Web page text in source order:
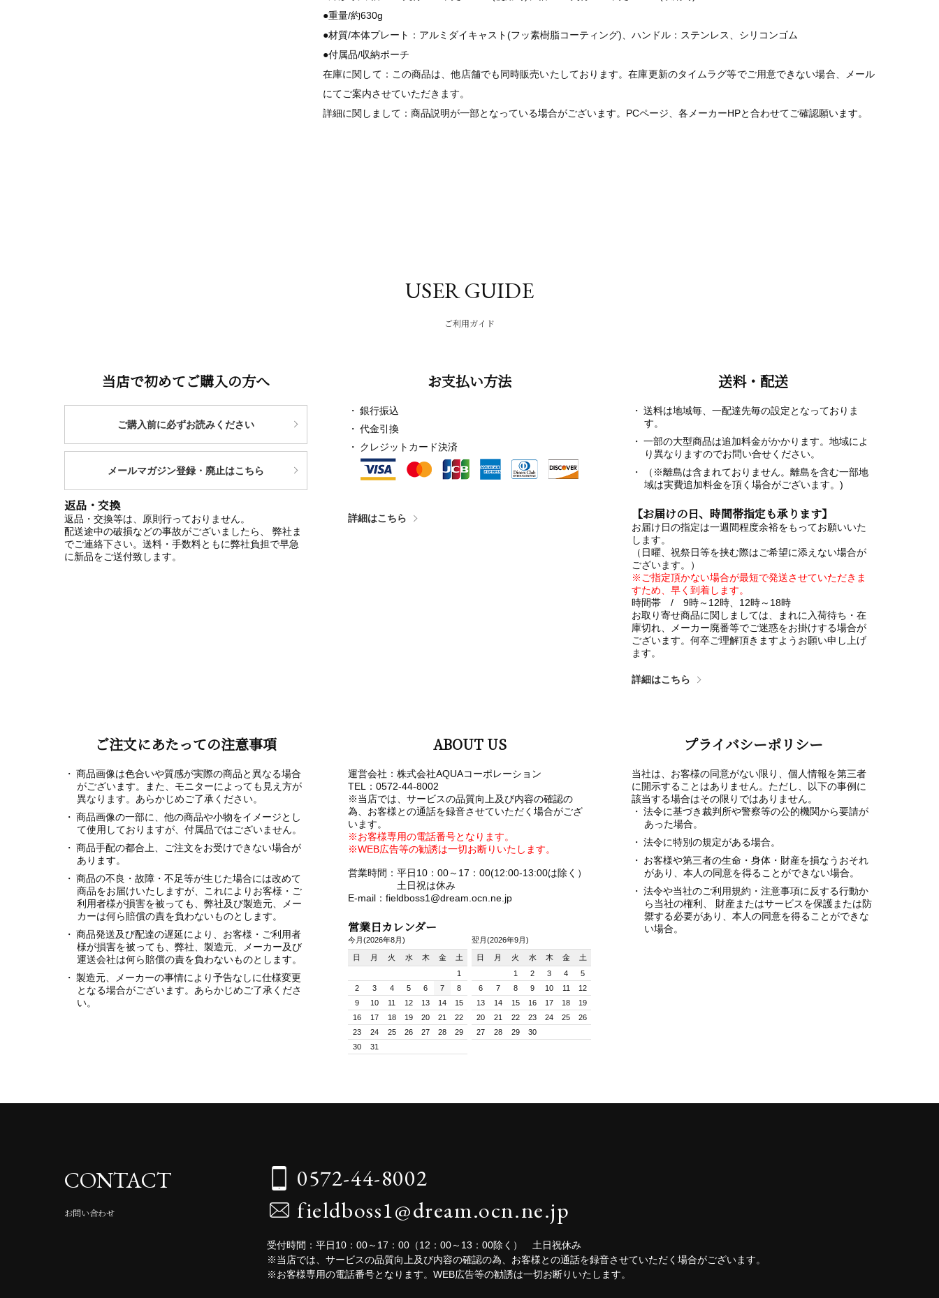
●重量/約630g
●材質/本体プレート：アルミダイキャスト(フッ素樹脂コーティング)、ハンドル：ステンレス、シリコンゴム
●付属品/収納ポーチ
在庫に関して：この商品は、他店舗でも同時販売いたしております。在庫更新のタイムラグ等でご用意できない場合、メール
にてご案内させていただきます。
詳細に関しまして：商品説明が一部となっている場合がございます。PCページ、各メーカーHPと合わせてご確認願います。
USER GUIDE
ご利用ガイド
当店で初めてご購入の方へ
ご購入前に必ずお読みください
メールマガジン登録・廃止はこちら
返品・交換
返品・交換等は、原則行っておりません。
配送途中の破損などの事故がございましたら、 弊社ま
でご連絡下さい。送料・手数料ともに弊社負担で早急
に新品をご送付致します。
お支払い方法
銀行振込
代金引換
クレジットカード決済
詳細はこちら
送料・配送
送料は地域毎、一配達先毎の設定となっておりま
す。
一部の大型商品は追加料金がかかります。地域によ
り異なりますのでお問い合せください。
（※離島は含まれておりません。離島を含む一部地
域は実費追加料金を頂く場合がございます。)
【お届けの日、時間帯指定も承ります】
お届け日の指定は一週間程度余裕をもってお願いいた
します。
（日曜、祝祭日等を挟む際はご希望に添えない場合が
ございます。）
※ご指定頂かない場合が最短で発送させていただきま
すため、早く到着します。
時間帯 / 9時～12時、12時～18時
お取り寄せ商品に関しましては、まれに入荷待ち・在
庫切れ、メーカー廃番等でご迷惑をお掛けする場合が
ございます。何卒ご理解頂きますようお願い申し上げ
ます。
詳細はこちら
ご注文にあたっての注意事項
商品画像は色合いや質感が実際の商品と異なる場合
がございます。また、モニターによっても見え方が
異なります。あらかじめご了承ください。
商品画像の一部に、他の商品や小物をイメージとし
て使用しておりますが、付属品ではございません。
商品手配の都合上、ご注文をお受けできない場合が
あります。
商品の不良・故障・不足等が生じた場合には改めて
商品をお届けいたしますが、これによりお客様・ご
利用者様が損害を被っても、弊社及び製造元、メー
カーは何ら賠償の責を負わないものとします。
商品発送及び配達の遅延により、お客様・ご利用者
様が損害を被っても、弊社、製造元、メーカー及び
運送会社は何ら賠償の責を負わないものとします。
製造元、メーカーの事情により予告なしに仕様変更
となる場合がございます。あらかじめご了承くださ
い。
ABOUT US
運営会社：株式会社AQUAコーポレーション
TEL：0572-44-8002
※当店では、サービスの品質向上及び内容の確認の
為、お客様との通話を録音させていただく場合がござ
います。
※お客様専用の電話番号となります。
※WEB広告等の勧誘は一切お断りいたします。
営業時間：平日10：00～17：00(12:00-13:00は除く）
土日祝は休み
E-mail：fieldboss1@dream.ocn.ne.jp
営業日カレンダー
今月(2026年8月)
日 月 火 水 木 金
土
1
2
3 4 5 6 7
8
9
10 11 12 13 14
15
16
17 18 19 20 21
22
23
24 25 26 27 28
29
30
31
翌月(2026年9月)
日 月 火 水 木 金
土
1
2 3 4
5
6
7 8 9 10 11
12
13
14 15 16 17 18
19
20
21 22 23 24 25
26
27
28 29 30
プライバシーポリシー
当社は、お客様の同意がない限り、個人情報を第三者
に開示することはありません。ただし、以下の事例に
該当する場合はその限りではありません。
法令に基づき裁判所や警察等の公的機関から要請が
あった場合。
法令に特別の規定がある場合。
お客様や第三者の生命・身体・財産を損なうおそれ
があり、本人の同意を得ることができない場合。
法令や当社のご利用規約・注意事項に反する行動か
ら当社の権利、 財産またはサービスを保護または防
禦する必要があり、本人の同意を得ることができな
い場合。
CONTACT
お問い合わせ
0572-44-8002
fieldboss1@dream.ocn.ne.jp
受付時間：平日10：00～17：00（12：00～13：00除く） 土日祝休み
※当店では、サービスの品質向上及び内容の確認の為、お客様との通話を録音させていただく場合がございます。
※お客様専用の電話番号となります。WEB広告等の勧誘は一切お断りいたします。